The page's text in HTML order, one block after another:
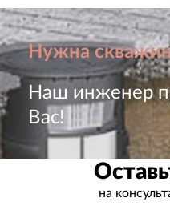
Нужна
Наш инженер
Вас!
на